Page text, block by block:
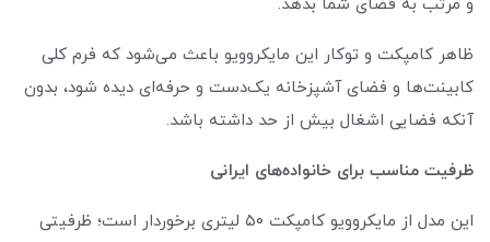
و مرتب به فضای شما بدهد.
ظاهر کامپکت و توکار این مایکروویو باعث می‌شود که فرم کلی
کابینت‌ها و فضای آشپزخانه یک‌دست و حرفه‌ای دیده شود، بدون
آنکه فضایی اشغال بیش از حد داشته باشد.
ظرفیت مناسب برای خانواده‌های ایرانی
این مدل از مایکروویو کامپکت ۵۰ لیتری برخوردار است؛ ظرفیتی